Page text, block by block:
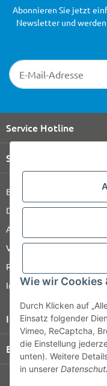
Wie wir Cookies
Durch Klicken auf
Einsatz folgender
Vimeo, ReCaptcha,
die Einstellung
unten). Weitere
in unserer
Newsletter-
Abonnieren Sie jetzt
Newsletter und
Service Hotline
Shop Service
Barrierefreiheitserklärung
Datenschutz
AGB
Versandinformationen
Retour
Impressum
Informationen
Bezahlung & Versand